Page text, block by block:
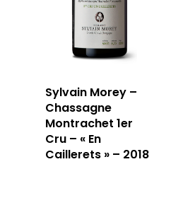
Sylvain Morey –
Chassagne
Montrachet 1er
Cru – « En
Caillerets » – 2018